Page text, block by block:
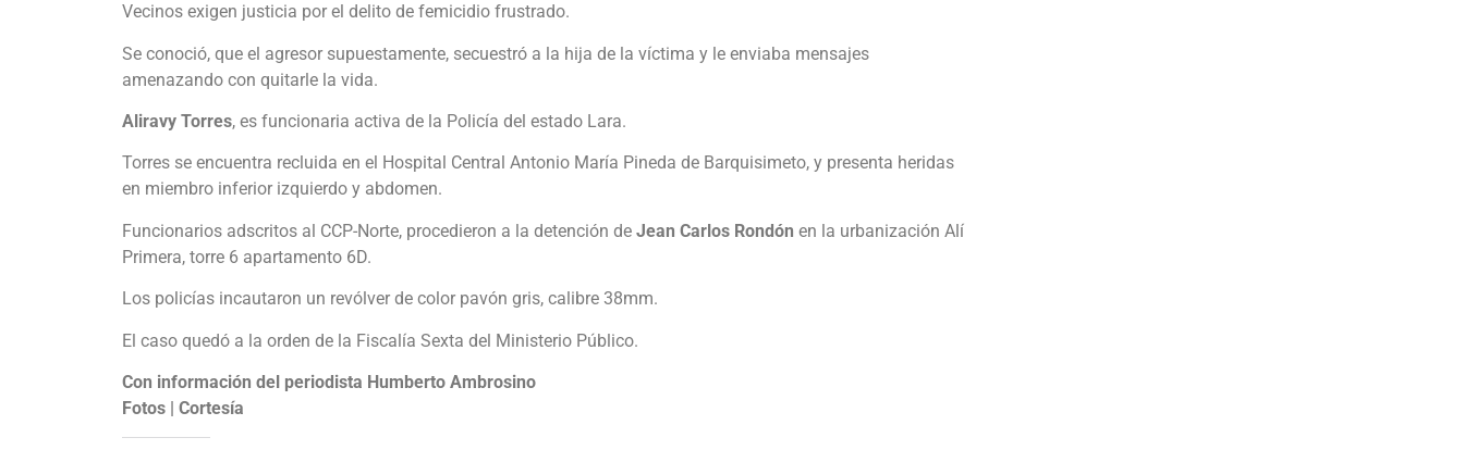
Vecinos exigen justicia por el delito de femicidio frustrado.
Se conoció, que el agresor supuestamente, secuestró a la hija de la víctima y le enviaba mensajes
amenazando con quitarle la vida.
Aliravy Torres, es funcionaria activa de la Policía del estado Lara.
Torres se encuentra recluida en el Hospital Central Antonio María Pineda de Barquisimeto, y presenta heridas
en miembro inferior izquierdo y abdomen.
Funcionarios adscritos al CCP-Norte, procedieron a la detención de Jean Carlos Rondón en la urbanización Alí
Primera, torre 6 apartamento 6D.
Los policías incautaron un revólver de color pavón gris, calibre 38mm.
El caso quedó a la orden de la Fiscalía Sexta del Ministerio Público.
Con información del periodista Humberto Ambrosino
Fotos | Cortesía